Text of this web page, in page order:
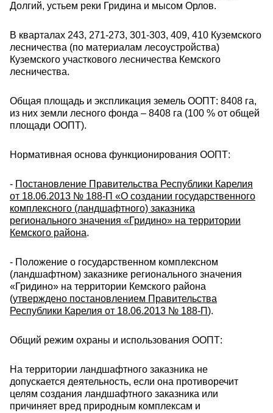
Долгий, устьем реки Гридина и мысом Орлов.
В кварталах 243, 271-273, 301-303, 409, 410 Куземского
лесничества (по материалам лесоустройства)
Куземского участкового лесничества Кемского
лесничества.
Общая площадь и экспликация земель ООПТ: 8408 га,
из них земли лесного фонда – 8408 га (100 % от общей
площади ООПТ).
Нормативная основа функционирования ООПТ:
- Постановление Правительства Республики Карелия
от 18.06.2013 № 188-П «О создании государственного
комплексного (ландшафтного) заказника
регионального значения «Гридино» на территории
Кемского района.
- Положение о государственном комплексном
(ландшафтном) заказнике регионального значения
«Гридино» на территории Кемского района
(утверждено постановлением Правительства
Республики Карелия от 18.06.2013 № 188-П).
Общий режим охраны и использования ООПТ:
На территории ландшафтного заказника не
допускается деятельность, если она противоречит
целям создания ландшафтного заказника или
причиняет вред природным комплексам и